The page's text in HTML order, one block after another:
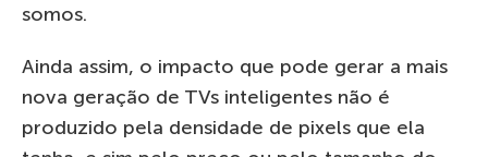
somos.
Ainda assim, o impacto que pode gerar a mais
nova geração de TVs inteligentes não é
produzido pela densidade de pixels que ela